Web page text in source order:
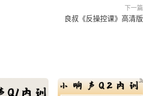
下一篇
良叔《反操控课》高清版